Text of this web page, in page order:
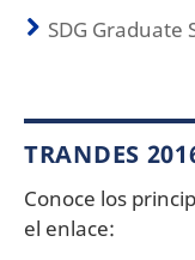
SDG Graduate
TRANDES
Conoce los
el enlace: